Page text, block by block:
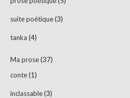
suite poétique(3)
tanka (4)
Ma prose(37)
conte(1)
inclassable(3)